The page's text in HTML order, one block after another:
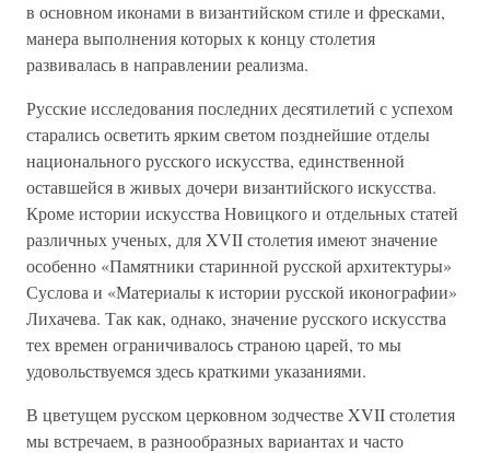
в основном иконами в византийском стиле и фресками,
манера выполнения которых к концу столетия
развивалась в направлении реализма.
Русские исследования последних десятилетий с успехом
старались осветить ярким светом позднейшие отделы
национального русского искусства, единственной
оставшейся в живых дочери византийского искусства.
Кроме истории искусства Новицкого и отдельных статей
различных ученых, для XVII столетия имеют значение
особенно «Памятники старинной русской архитектуры»
Суслова и «Материалы к истории русской иконографии»
Лихачева. Так как, однако, значение русского искусства
тех времен ограничивалось страною царей, то мы
удовольствуемся здесь краткими указаниями.
В цветущем русском церковном зодчестве XVII столетия
мы встречаем, в разнообразных вариантах и часто